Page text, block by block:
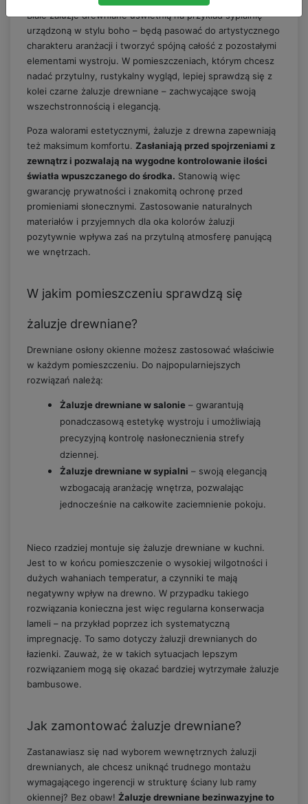
Białe żaluzje drewniane uświetnią na przykład sypialnię
urządzoną w stylu boho – będą pasować do artystycznego
charakteru aranżacji i tworzyć spójną całość z pozostałymi
elementami wystroju. W pomieszczeniach, którym chcesz
nadać przytulny, rustykalny wygląd, lepiej sprawdzą się z
kolei czarne żaluzje drewniane – zachwycające swoją
wszechstronnością i elegancją.
Poza walorami estetycznymi, żaluzje z drewna zapewniają
też maksimum komfortu. Zasłaniają przed spojrzeniami z
zewnątrz i pozwalają na wygodne kontrolowanie ilości
światła wpuszczanego do środka. Stanowią więc
gwarancję prywatności i znakomitą ochronę przed
promieniami słonecznymi. Zastosowanie naturalnych
materiałów i przyjemnych dla oka kolorów żaluzji
pozytywnie wpływa zaś na przytulną atmosferę panującą
we wnętrzach.
W jakim pomieszczeniu sprawdzą się
żaluzje drewniane?
Drewniane osłony okienne możesz zastosować właściwie
w każdym pomieszczeniu. Do najpopularniejszych
rozwiązań należą:
Żaluzje drewniane w salonie – gwarantują
ponadczasową estetykę wystroju i umożliwiają
precyzyjną kontrolę nasłonecznienia strefy
dziennej.
Żaluzje drewniane w sypialni – swoją elegancją
wzbogacają aranżację wnętrza, pozwalając
jednocześnie na całkowite zaciemnienie pokoju.
Nieco rzadziej montuje się żaluzje drewniane w kuchni.
Jest to w końcu pomieszczenie o wysokiej wilgotności i
dużych wahaniach temperatur, a czynniki te mają
negatywny wpływ na drewno. W przypadku takiego
rozwiązania konieczna jest więc regularna konserwacja
lameli – na przykład poprzez ich systematyczną
impregnację. To samo dotyczy żaluzji drewnianych do
łazienki. Zauważ, że w takich sytuacjach lepszym
rozwiązaniem mogą się okazać bardziej wytrzymałe żaluzje
bambusowe.
Jak zamontować żaluzje drewniane?
Zastanawiasz się nad wyborem wewnętrznych żaluzji
drewnianych, ale chcesz uniknąć trudnego montażu
wymagającego ingerencji w strukturę ściany lub ramy
okiennej? Bez obaw! Żaluzje drewniane bezinwazyjne to